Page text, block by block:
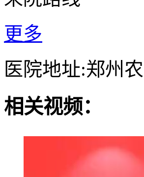
更多
医院地址:郑州
相关视频：